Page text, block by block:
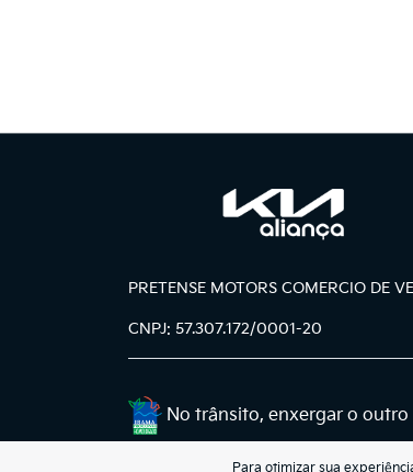
PRETENSE MOTORS COMERCIO DE
CNPJ: 57.307.172/0001-20
No trânsito, enxergar o outro
Para otimizar sua